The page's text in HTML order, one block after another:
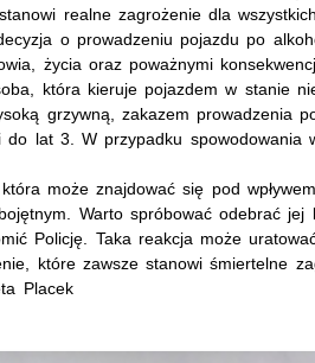
realne zagrożenie dla
o prowadzeniu pojazdu po
życia oraz poważnymi
która kieruje pojazdem w stanie
grzywną, zakazem prowadzenia
do lat 3. W przypadku spowodowania
może znajdować się pod
Warto spróbować odebrać
Policję. Taka reakcja może
które zawsze stanowi śmiertelne
Placek